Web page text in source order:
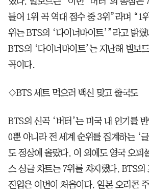
들어 1위 곡 역대 점수 중 3위”라며 “1
위는 BTS의 ‘다이너마이트’”라고 밝
BTS의 ‘다이너마이트’는 지난해 빌보
곡이다.
◇BTS 세트 먹으러 백신 맞고 출국도
BTS의 신곡 ‘버터’는 미국 내 인기를
0뿐 아니라 전 세계 순위를 집계하는 ‘
도 정상에 올랐다. 이 외에도 영국 오피
스 싱글 차트는 7위를 차지했다. BTS의
진입은 이번이 처음이다. 일본 오리콘